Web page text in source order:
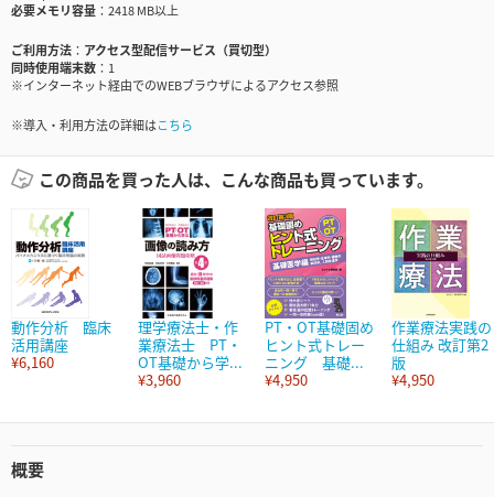
必要メモリ容量
2418 MB以上
ご利用方法
アクセス型配信サービス（買切型）
同時使用端末数
1
※インターネット経由でのWEBブラウザによるアクセス参照
※導入・利用方法の詳細はこちら
この商品を買った人は、こんな商品も買っています。
動作分析 臨床
活用講座
¥6,160
理学療法士・作
業療法士 PT・
OT基礎から学...
¥3,960
PT・OT基礎固め
ヒント式トレー
ニング 基礎...
¥4,950
作業療法実践の
仕組み 改訂第2
版
¥4,950
概要